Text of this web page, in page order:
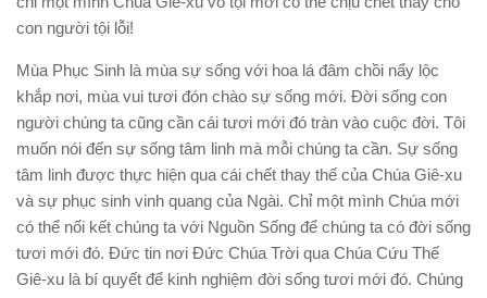
con người tội lỗi!
Mùa Phục Sinh là mùa sự sống với hoa lá đâm chồi nẩy lộc
khắp nơi, mùa vui tươi đón chào sự sống mới. Đời sống con
người chúng ta cũng cần cái tươi mới đó tràn vào cuộc đời. Tôi
muốn nói đến sự sống tâm linh mà mỗi chúng ta cần. Sự sống
tâm linh được thực hiện qua cái chết thay thế của Chúa Giê-xu
và sự phục sinh vinh quang của Ngài. Chỉ một mình Chúa mới
có thể nối kết chúng ta với Nguồn Sống để chúng ta có đời sống
tươi mới đó. Đức tin nơi Đức Chúa Trời qua Chúa Cứu Thế
Giê-xu là bí quyết để kinh nghiệm đời sống tươi mới đó. Chúng